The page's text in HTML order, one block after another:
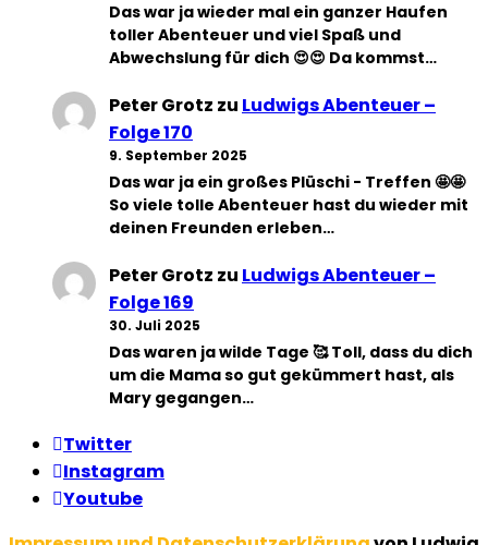
Das war ja wieder mal ein ganzer Haufen
toller Abenteuer und viel Spaß und
Abwechslung für dich 😍😍 Da kommst…
Peter Grotz zu Ludwigs Abenteuer –
Folge 170
9. September 2025
Das war ja ein großes Plüschi - Treffen 🤩🤩
So viele tolle Abenteuer hast du wieder mit
deinen Freunden erleben…
Peter Grotz zu Ludwigs Abenteuer –
Folge 169
30. Juli 2025
Das waren ja wilde Tage 🥰 Toll, dass du dich
um die Mama so gut gekümmert hast, als
Mary gegangen…
Twitter
Instagram
Youtube